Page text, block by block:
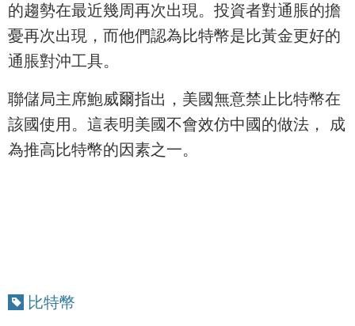
的趨勢在最近幾周再次出現。投資者對通脹的擔
憂再次出現，而他們認為比特幣是比黃金更好的
通脹對沖工具。
聯儲局主席鮑威爾指出，美國無意禁止比特幣在
該國使用。這表明美國不會效仿中國的做法， 成
為推高比特幣的因素之一。
比特幣